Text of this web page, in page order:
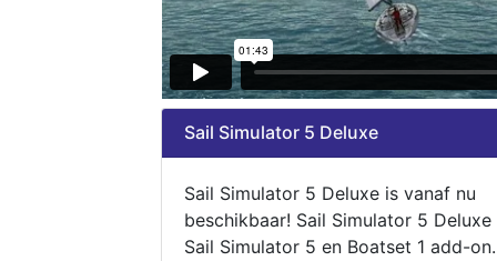
Sail Simulator 5 Deluxe
Sail Simulator 5 Deluxe is vanaf nu
beschikbaar! Sail Simulator 5
Sail Simulator 5 en Boatset 1 add-on.